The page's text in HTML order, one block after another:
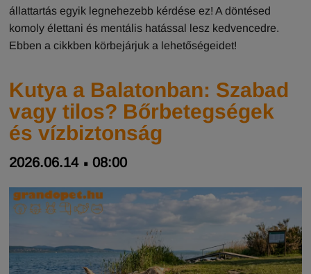
állattartás egyik legnehezebb kérdése ez! A döntésed
komoly élettani és mentális hatással lesz kedvencedre.
Ebben a cikkben körbejárjuk a lehetőségeidet!
Kutya a Balatonban: Szabad
vagy tilos? Bőrbetegségek
és vízbiztonság
2026.06.14 08:00